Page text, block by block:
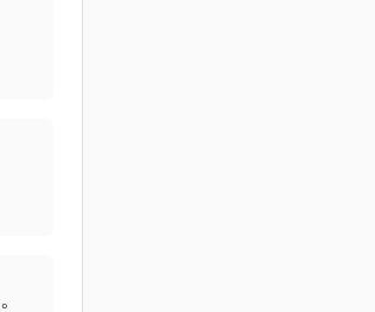
。